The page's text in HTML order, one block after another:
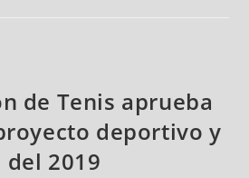
de Tenis aprueba
deportivo y
2019